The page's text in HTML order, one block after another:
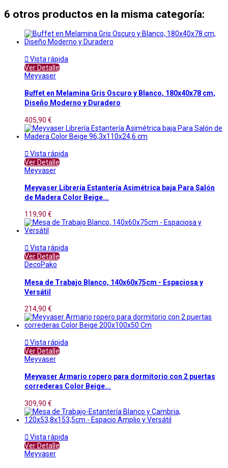
6 otros productos en la misma categoría:
 Vista rápida
Ver Detalle
Meyvaser
Buffet en Melamina Gris Oscuro y Blanco, 180x40x78 cm,
Diseño Moderno y Duradero
405,90 €
 Vista rápida
Ver Detalle
Meyvaser
Meyvaser Librería Estantería Asimétrica baja Para Salón
de Madera Color Beige...
119,90 €
 Vista rápida
Ver Detalle
DecoPako
Mesa de Trabajo Blanco, 140x60x75cm - Espaciosa y
Versátil
214,90 €
 Vista rápida
Ver Detalle
Meyvaser
Meyvaser Armario ropero para dormitorio con 2 puertas
correderas Color Beige...
309,90 €
 Vista rápida
Ver Detalle
Meyvaser